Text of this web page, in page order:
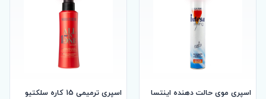
اسپری موی حالت دهنده اینتسا
اسپری ترمیمی 15 کاره سلکتیو